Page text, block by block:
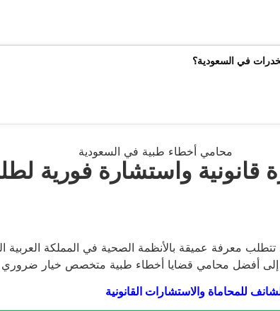
في السعودية؟
واستشارة فورية
تتطلب معرفة عميقة بالأنظمة الصحية في المملكة العربية
إلى أفضل محامي قضايا أخطاء طبية متخصص خيار
للمحاماة والاستشارات القانونية